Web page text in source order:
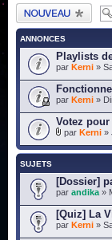
Publier un nouveau
sujet
ANNONCES
Playlists
par Kerni »
par Kerni »
Votez
par Kerni »
SUJETS
[Dossier]
par andika »
[Quiz] La
par Kerni »